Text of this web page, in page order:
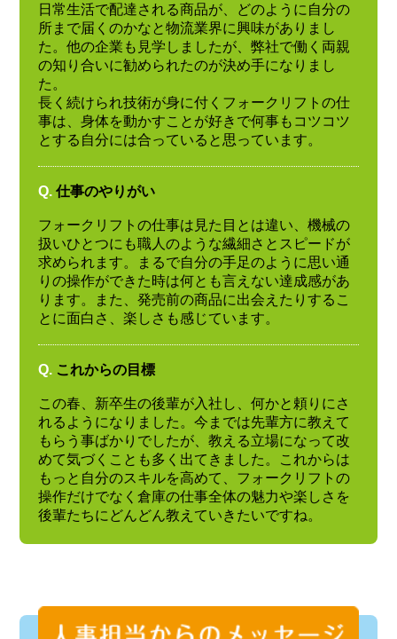
日常生活で配達される商品が、どのように自分の
所まで届くのかなと物流業界に興味がありまし
た。他の企業も見学しましたが、弊社で働く両親
の知り合いに勧められたのが決め手になりまし
た。
長く続けられ技術が身に付くフォークリフトの仕
事は、身体を動かすことが好きで何事もコツコツ
とする自分には合っていると思っています。
Q. 仕事のやりがい
フォークリフトの仕事は見た目とは違い、機械の
扱いひとつにも職人のような繊細さとスピードが
求められます。まるで自分の手足のように思い通
りの操作ができた時は何とも言えない達成感があ
ります。また、発売前の商品に出会えたりするこ
とに面白さ、楽しさも感じています。
Q. これからの目標
この春、新卒生の後輩が入社し、何かと頼りにさ
れるようになりました。今までは先輩方に教えて
もらう事ばかりでしたが、教える立場になって改
めて気づくことも多く出てきました。これからは
もっと自分のスキルを高めて、フォークリフトの
操作だけでなく倉庫の仕事全体の魅力や楽しさを
後輩たちにどんどん教えていきたいですね。